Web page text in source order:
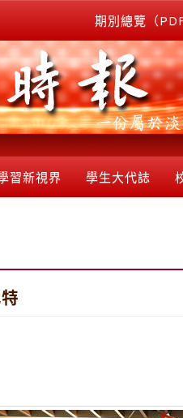
期別總覽（
習新視界 學生大代誌